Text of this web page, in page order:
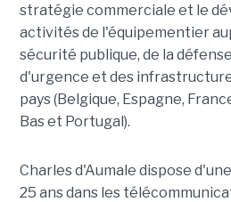
stratégie commerciale et le
activités de l'équipementier
sécurité publique, de la
d'urgence et des
pays (Belgique, Espagne,
Bas et Portugal).
Charles d'Aumale dispose
25 ans dans les